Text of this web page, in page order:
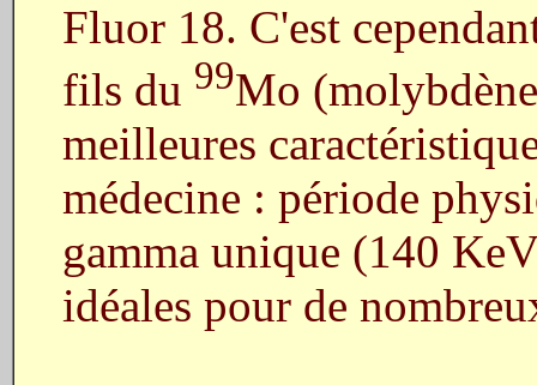
Fluor 18. C'est
fils du 99Mo
meilleures
médecine : période
gamma unique (140
idéales pour de